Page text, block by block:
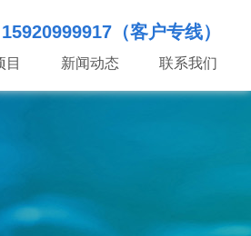
（客户专线）
目 新闻动态 联系我们